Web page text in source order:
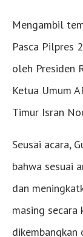
Mengambil
Pasca Pilpres
oleh Presiden
Ketua Umum
Timur Isran
Seusai acara,
bahwa sesuai
dan
masing
dikembangkan